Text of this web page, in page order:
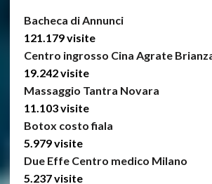
Bacheca di Annunci
121.179 visite
Centro ingrosso Cina Agrate
19.242 visite
Massaggio Tantra Novara
11.103 visite
Botox costo fiala
5.979 visite
Due Effe Centro medico Milano
5.237 visite